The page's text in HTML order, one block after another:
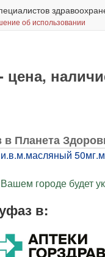
об использовании
Планета
городе будет
в: